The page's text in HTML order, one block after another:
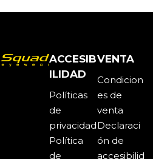
ACCESIB
ILIDAD
Políticas
de
privacidad
Política
de
VENTA
Condicion
es de
venta
Declaraci
ón de
accesibilid